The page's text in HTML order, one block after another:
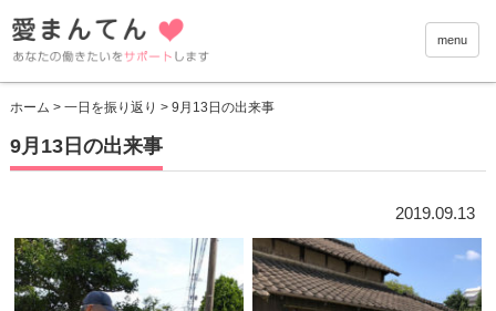
愛まん
menu
ホーム > 一日を振り返り > 9月13日の出来事
9月13日の出来事
2019.09.13